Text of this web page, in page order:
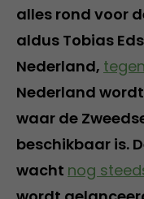
alles rond voor
aldus Tobias
Nederland,
Nederland
waar de
beschikbaar is.
wacht nog